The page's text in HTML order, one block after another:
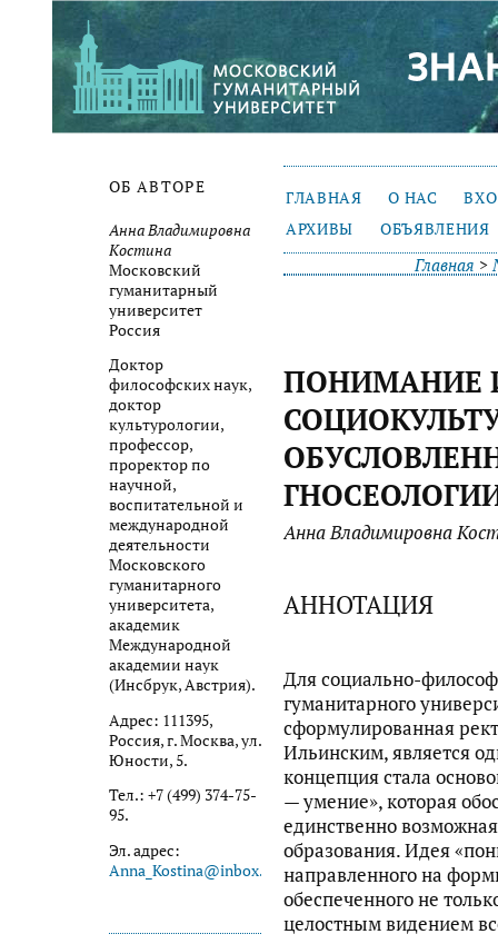
ОБ АВТОРЕ
Анна Владимировна
Костина
Московский
гуманитарный
университет
Россия
Доктор
философских наук,
доктор
культурологии,
профессор,
проректор по
научной,
воспитательной и
международной
деятельности
Московского
гуманитарного
университета,
академик
Международной
академии наук
(Инсбрук, Австрия).
Адрес: 111395,
Россия, г. Москва, ул.
Юности, 5.
Тел.: +7 (499) 374-75-
95.
Эл. адрес:
Anna_Kostina@inbox.ru
ГЛАВНАЯ О НАС
АРХИВЫ
ОБЪЯВЛЕНИЯ
Главная >
ПОНИМАНИЕ
Анна Владимировна
АННОТАЦИЯ
Для социально-
гуманитарного
сформулированная
Ильинским, является
концепция стала
— умение», которая
единственно
образования. Идея
направленного на
обеспеченного не
целостным видением